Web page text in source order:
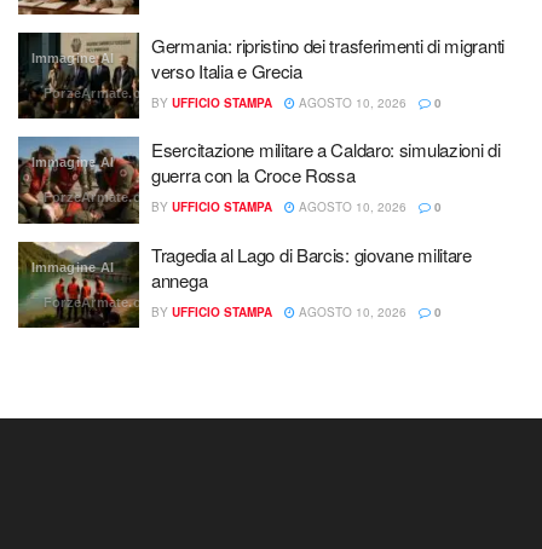
Immagine AI
ForzeArmate.org
Germania: ripristino dei trasferimenti di migranti
verso Italia e Grecia
BY UFFICIO STAMPA AGOSTO 10, 2026 0
Immagine AI
ForzeArmate.org
Esercitazione militare a Caldaro: simulazioni di
guerra con la Croce Rossa
BY UFFICIO STAMPA AGOSTO 10, 2026 0
Immagine AI
ForzeArmate.org
Tragedia al Lago di Barcis: giovane militare
annega
BY UFFICIO STAMPA AGOSTO 10, 2026 0